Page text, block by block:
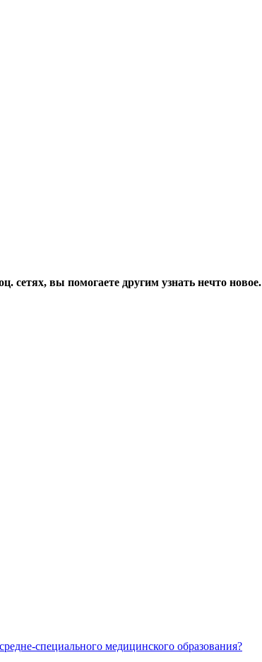
сетях, вы помогаете другим узнать нечто новое.
специального медицинского образования?